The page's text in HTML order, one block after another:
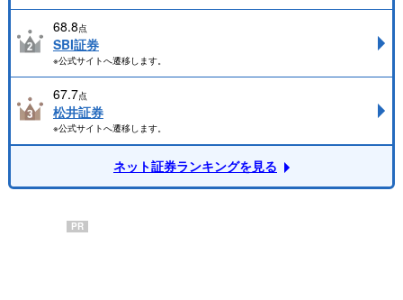
68.8点
SBI証券
※公式サイトへ遷移します。
67.7点
松井証券
※公式サイトへ遷移します。
ネット証券ランキングを見る
PR